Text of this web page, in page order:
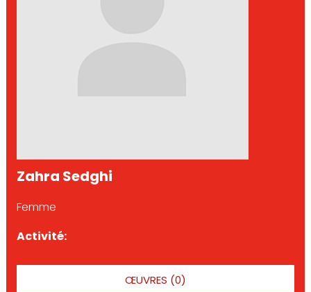
Zahra Sedghi
Femme
Activité:
ŒUVRES (0)